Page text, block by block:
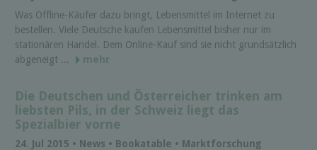
Was Offline-Käufer dazu bringt, Lebensmittel im Internet zu
bestellen. Viele Deutsche kaufen Lebensmittel bisher nur im
stationären Handel. Dem Online-Kauf sind sie nicht grundsätzlich
abgeneigt ...
mehr
Die Deutschen und Österreicher trinken am
liebsten Pils, in der Schweiz liegt das
Spezialbier vorne
24. Jul 2015 • News • Bookatable • Marktforschung